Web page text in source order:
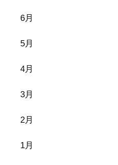
6月
5月
4月
3月
2月
1月